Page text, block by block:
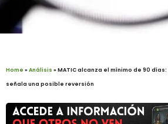
Home »Análisis »MATIC alcanza el mínimo de 90
señala una posible reversión